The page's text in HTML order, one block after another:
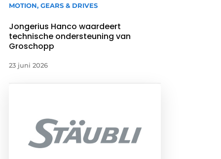
MOTION, GEARS & DRIVES
Jongerius Hanco waardeert
technische ondersteuning van
Groschopp
23 juni 2026